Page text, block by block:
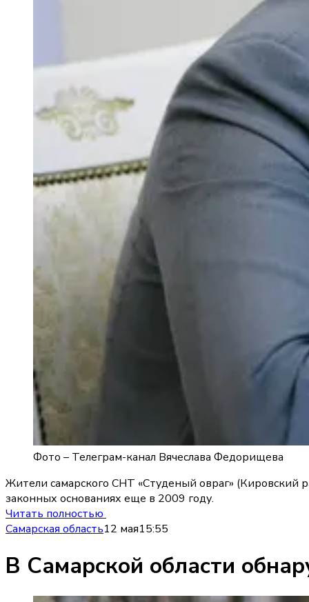
Фото – Телеграм-канал Вячеслава Федорищева
Жители самарского СНТ «Студеный овраг» (Кировский
законных основаниях еще в 2009 году.
Читать полностью
Самарская область12 мая15:55
В Самарской области